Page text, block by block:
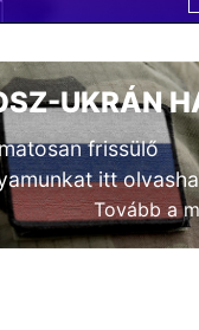
UKRÁN
frissülő
itt
Tovább a